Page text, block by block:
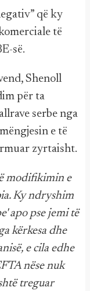
që ky
të
së.
Shenoll
për ta
serbe nga
e të
zyrtaisht.
modifikimin e
Ky ndryshim
apo pse jemi të
kërkesa dhe
e cila edhe
nëse nuk
treguar